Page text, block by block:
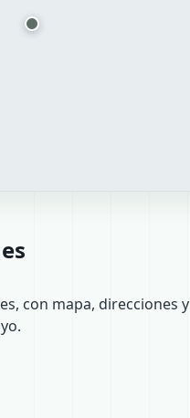
con mapa, direcciones y